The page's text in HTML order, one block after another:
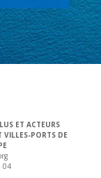
ET ACTEURS
VILLES-PORTS DE
04